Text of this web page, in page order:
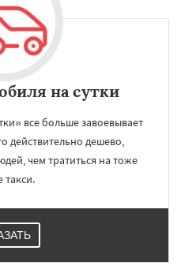
на сутки
все больше завоевывает
действительно дешево,
чем тратиться на тоже
такси.